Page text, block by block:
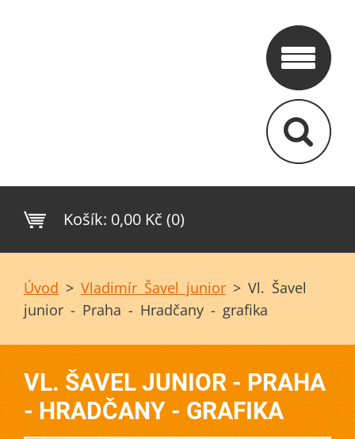
Košík: 0,00 Kč (0)
Úvod > Vladimír Šavel junior > Vl. Šavel
junior - Praha - Hradčany - grafika
VL. ŠAVEL JUNIOR - PRAHA
- HRADČANY - GRAFIKA